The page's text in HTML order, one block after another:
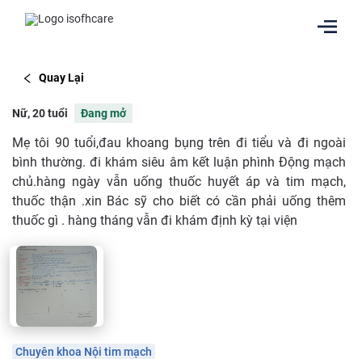
Quay Lại
Nữ, 20 tuổi Đang mở
Mẹ tôi 90 tuổi,đau khoang bụng trên đi tiểu và đi ngoài
bình thường. đi khám siêu âm kết luận phình Động mạch
chủ.hàng ngày vẫn uống thuốc huyết áp và tim mạch,
thuốc thận .xin Bác sỹ cho biết có cần phải uống thêm
thuốc gì . hàng tháng vẫn đi khám định kỳ tại viện
Chuyên khoa Nội tim mạch